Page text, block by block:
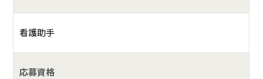
・患者さんの権利を尊重し、安心できる環境と医療を提供し
ます。
・専門職としての役割を真心を持って担い、患者さんの自立
看護助手
応募資格